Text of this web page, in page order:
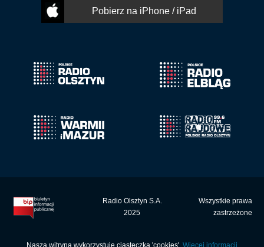
Pobierz na iPhone / iPad
Radio Olsztyn S.A.
2025
Wszystkie prawa
zastrzeżone
Nasza witryna wykorzystuje ciasteczka 'cookies'. Więcej informacji